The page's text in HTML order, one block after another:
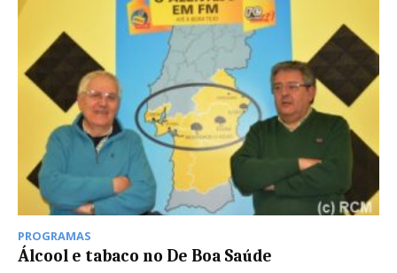
PROGRAMAS
Álcool e tabaco no De Boa Saúde